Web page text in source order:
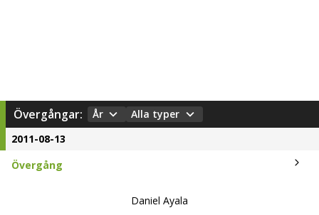
Övergångar: År
Alla typer
2011-08-13
Övergång
Daniel Ayala